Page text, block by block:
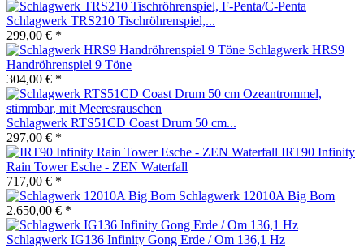
Schlagwerk TRS210 Tischröhrenspiel,...
299,00 € *
Schlagwerk HRS9
Handröhrenspiel 9 Töne
304,00 € *
Schlagwerk RTS51CD Coast Drum 50 cm...
297,00 € *
IRT90 Infinity
Rain Tower Esche - ZEN Waterfall
717,00 € *
Schlagwerk 12010A Big Bom
2.650,00 € *
Schlagwerk IG136 Infinity Gong Erde / Om 136,1 Hz